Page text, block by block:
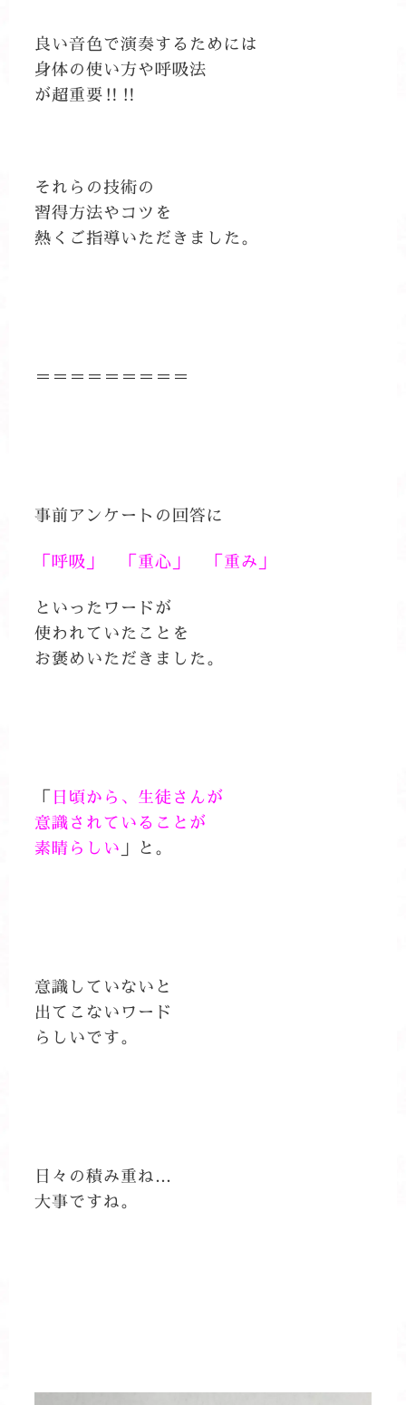
良い音色で演奏するためには
身体の使い方や呼吸法
が超重要‼‼
それらの技術の
習得方法やコツを
熱くご指導いただきました。
＝＝＝＝＝＝＝＝＝
事前アンケートの回答に
「呼吸」 「重心」 「重み」
といったワードが
使われていたことを
お褒めいただきました。
「日頃から、生徒さんが
意識されていることが
素晴らしい 」と。
意識していないと
出てこないワード
らしいです。
日々の積み重ね…
大事ですね。